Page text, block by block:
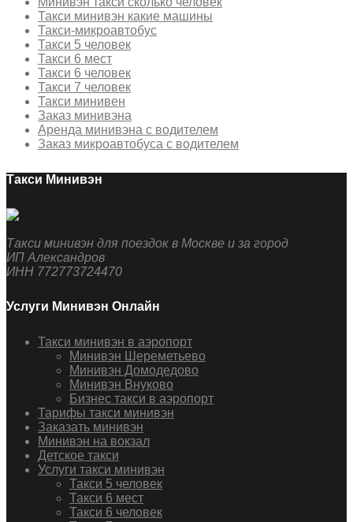
Такси минивэн какие машины
Такси-микроавтобус
Такси 5 человек
Такси 6 мест
Такси 6 человек
Такси 7 человек
Такси минивен
Заказ минивэна
Аренда минивэна с водителем
Заказ микроавтобуса с водителем
Такси Минивэн
Такси минивэн для поездок в Москве и за город
ИП Александров
ИНН 772773724470
Услуги Минивэн Онлайн
Такси минивэн в аэропорт
Минивэн Шереметьево
Минивэн Домодедово
Минивэн Внуково
Бизнес такси в аэропорт
Тарифы такси минивэн
Заказать минивэн
Минивэн на вокзал
Детское такси
Услуги такси минивэн
Такси 5 человек
Такси 6 мест
Такси 6 человек